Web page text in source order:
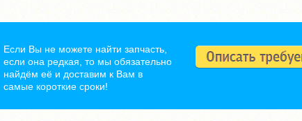
Если Вы не можете найти запчасть,
если она редкая, то мы обязательно
найдём её и доставим к Вам в
самые короткие сроки!